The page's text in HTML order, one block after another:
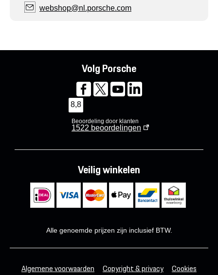
webshop@nl.porsche.com
Volg Porsche
8,8
Beoordeling door klanten
1522 beoordelingen
Veilig winkelen
Alle genoemde prijzen zijn inclusief BTW.
Algemene voorwaarden Copyright & privacy
Cookies